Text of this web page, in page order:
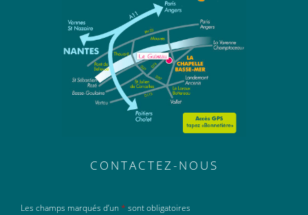
CONTACTEZ-NOUS
Les champs marqués d’un * sont obligatoires